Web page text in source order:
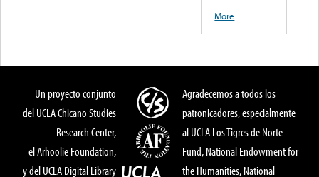
More
Un proyecto conjunto
del UCLA Chicano Studies
Research Center,
el Arhoolie Foundation,
y del UCLA Digital Library
Agradecemos a todos los
patronicadores, especialmente
al UCLA Los Tigres de Norte
Fund, National Endowment for
the Humanities, National